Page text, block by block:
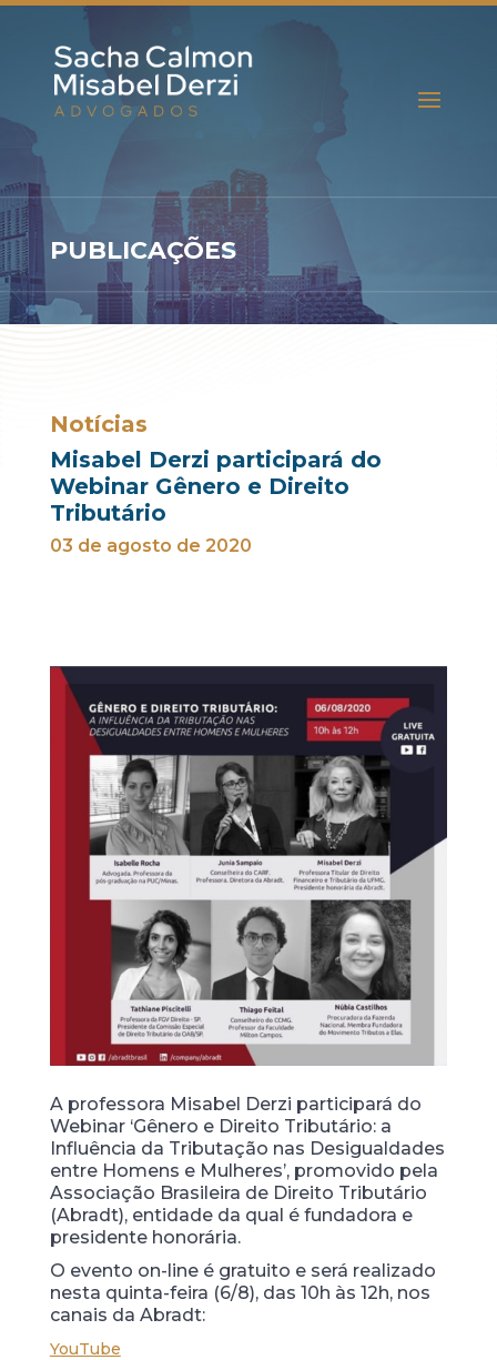
PUBLICAÇÕES
Notícias
Misabel Derzi participará do
Webinar Gênero e Direito
Tributário
03 de agosto de 2020
A professora Misabel Derzi participará do
Webinar ‘Gênero e Direito Tributário: a
Influência da Tributação nas Desigualdades
entre Homens e Mulheres’, promovido pela
Associação Brasileira de Direito Tributário
(Abradt), entidade da qual é fundadora e
presidente honorária.
O evento on-line é gratuito e será realizado
nesta quinta-feira (6/8), das 10h às 12h, nos
canais da Abradt:
YouTube